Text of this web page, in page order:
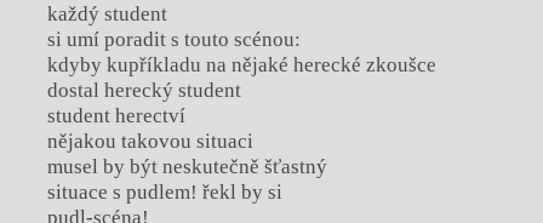
každý student
si umí poradit s touto scénou:
kdyby kupříkladu na nějaké herecké zkoušce
dostal herecký student
student herectví
nějakou takovou situaci
musel by být neskutečně šťastný
situace s pudlem! řekl by si
pudl-scéna!